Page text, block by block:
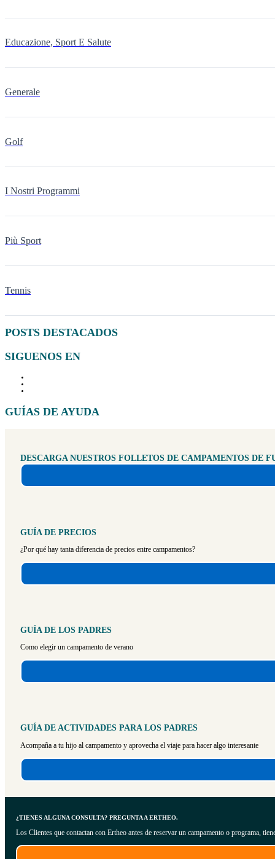
Educazione, Sport E Salute
Generale
Golf
I Nostri Programmi
Più Sport
Tennis
POSTS DESTACADOS
SIGUENOS EN
GUÍAS DE AYUDA
DESCARGA NUESTROS FOLLETOS DE CAMPAMENTOS DE
GUÍA DE PRECIOS
¿Por qué hay tanta diferencia de precios entre campamentos?
GUÍA DE LOS PADRES
Como elegir un campamento de verano
GUÍA DE ACTIVIDADES PARA LOS PADRES
Acompaña a tu hijo al campamento y aprovecha el viaje para hacer algo interesante
¿TIENES ALGUNA CONSULTA? PREGUNTA A ERTHEO.
Los Clientes que contactan con Ertheo antes de reservar un campamento o programa,